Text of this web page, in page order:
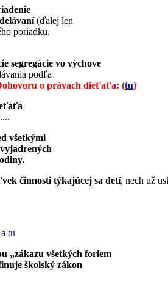
(ďalej len
poriadku.
segregácie vo výchove
podľa
o právach diet'at'a: (tu)
všetkými
činnosti týkajúcej sa detí, nech už
a tu
„zákazu všetkých foriem
školský zákon